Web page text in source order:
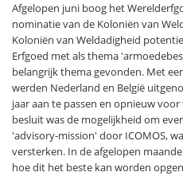
Afgelopen juni boog het
nominatie van de Koloniën van
Koloniën van Weldadigheid
Erfgoed met als thema
belangrijk thema gevonden. Met
werden Nederland en België
jaar aan te passen en opnieuw
besluit was de mogelijkheid om
'advisory-mission' door ICOMOS,
versterken. In de afgelopen
hoe dit het beste kan worden